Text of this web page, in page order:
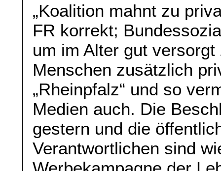
„Koalition mahnt zu
FR korrekt;
um im Alter gut
Menschen zusätzlich
„Rheinpfalz“ und so
Medien auch. Die
gestern und die
Verantwortlichen sind